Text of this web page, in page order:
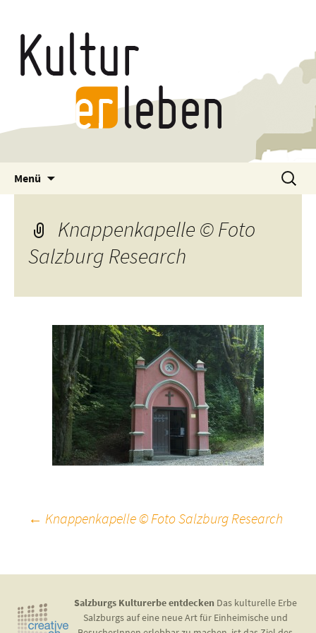
Menü
Suchen
nach:
Knappenkapelle © Foto
Salzburg Research
Beitragsnavigation
← Knappenkapelle © Foto Salzburg Research
Salzburgs Kulturerbe entdecken Das kulturelle Erbe
Salzburgs auf eine neue Art für Einheimische und